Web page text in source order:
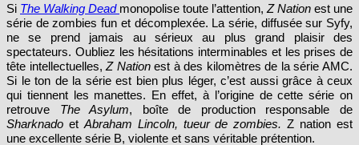
série de zombies fun et décomplexée. La série, diffusée sur Syfy,
ne se prend jamais au sérieux au plus grand plaisir des
spectateurs. Oubliez les hésitations interminables et les prises de
tête intellectuelles,Z Nationest à des kilomètres de la série AMC.
Si le ton de la série est bien plus léger, c’est aussi grâce à ceux
qui tiennent les manettes. En effet, à l’origine de cette série on
retrouveThe Asylum, boîte de production responsable de
Sharknadoet Abraham Lincoln, tueur de zombies.Z nation est
une excellente série B, violente et sans véritable prétention.